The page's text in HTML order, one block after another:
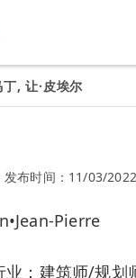
丁, 让·皮埃尔
发布时间：11/03/2022
Pierre
业：建筑师/规划